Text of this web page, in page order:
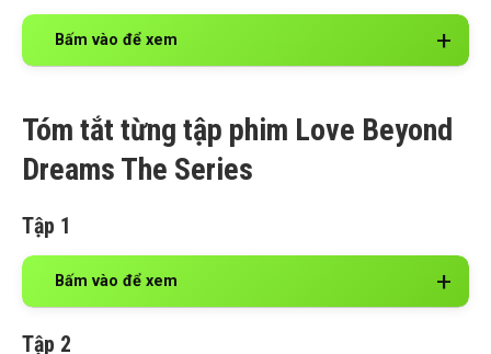
Bấm vào để xem
Tóm tắt từng tập phim Love Beyond
Dreams The Series
Tập 1
Bấm vào để xem
Tập 2